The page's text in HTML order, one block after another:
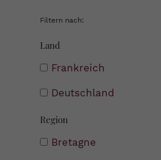
Filtern nach:
Land
Frankreich
Deutschland
Region
Bretagne